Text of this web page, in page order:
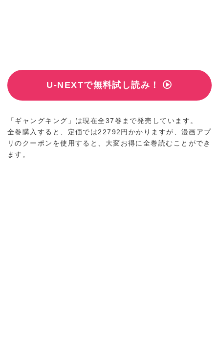
U-NEXTで無料試し読み！
「ギャングキング」は現在全37巻まで発売しています。
全巻購入すると、定価では22792円かかりますが、漫画アプ
リのクーポンを使用すると、大変お得に全巻読むことができ
ます。